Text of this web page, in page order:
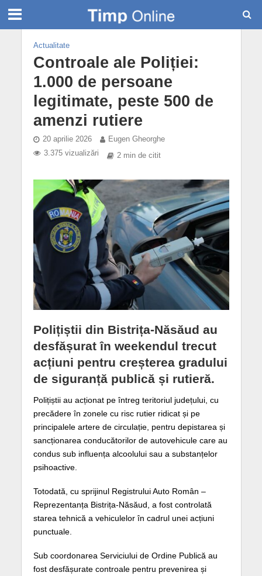
Actualitate
Controale ale Poliției:
1.000 de persoane
legitimate, peste 500 de
amenzi rutiere
20 aprilie 2026
Eugen Gheorghe
3.375 vizualizări
2 min de citit
Polițiștii din Bistrița-Năsăud au
desfășurat în weekendul trecut
acțiuni pentru creșterea gradului
de siguranță publică și rutieră.
Polițiștii au acționat pe întreg teritoriul județului, cu
precădere în zonele cu risc rutier ridicat și pe
principalele artere de circulație, pentru depistarea și
sancționarea conducătorilor de autovehicule care au
condus sub influența alcoolului sau a substanțelor
psihoactive.
Totodată, cu sprijinul Registrului Auto Român –
Reprezentanța Bistrița-Năsăud, a fost controlată
starea tehnică a vehiculelor în cadrul unei acțiuni
punctuale.
Sub coordonarea Serviciului de Ordine Publică au
fost desfășurate controale pentru prevenirea și